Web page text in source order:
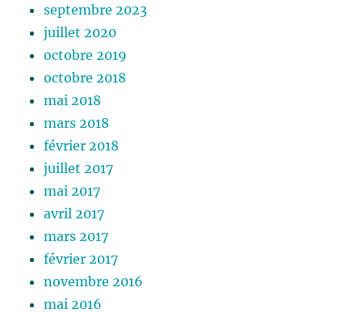
septembre 2023
juillet 2020
octobre 2019
octobre 2018
mai 2018
mars 2018
février 2018
juillet 2017
mai 2017
avril 2017
mars 2017
février 2017
novembre 2016
mai 2016